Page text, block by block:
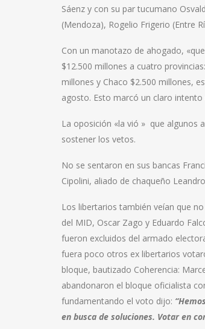
Sáenz y con su par tucumano
(Mendoza), Rogelio Frigerio (Entre
Con un manotazo de ahogado,
$12.500 millones a cuatro
millones y Chaco $2.500 millones,
agosto. Esto marcó un claro
La oposición «la vió » que algunos
sostener los vetos.
No se sentaron en sus bancas
Cipolini, aliado de chaqueño
Los libertarios también veían que
del MID, Oscar Zago y Eduardo
fueron excluidos del armado
fuera poco otros ex libertarios
bloque, bautizado Coherencia:
abandonaron el bloque oficialista
fundamentando el voto dijo:
en busca de soluciones. Votar en